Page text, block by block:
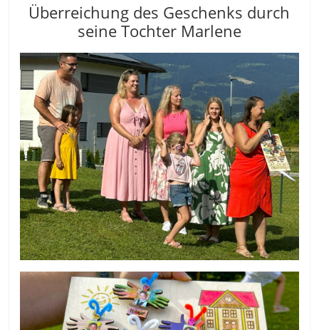
Überreichung des Geschenks durch
seine Tochter Marlene